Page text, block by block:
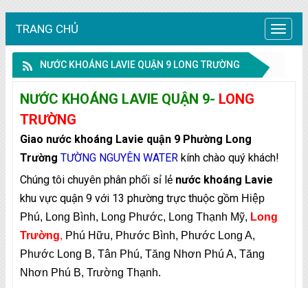
TRANG CHỦ
Trang
chủ
NƯỚC KHOÁNG LAVIE QUẬN 9 LONG TRƯỜNG
NƯỚC KHOÁNG LAVIE QUẬN 9- LONG
TRƯỜNG
Giao nước khoáng Lavie quận 9 Phường Long
Trường TƯỜNG NGUYÊN WATER kính chào quý khách!
Chúng tôi chuyên phân phối sỉ lẻ nước khoáng Lavie
khu vực quận 9 với 13 phường trực thuộc gồm Hiệp
Phú, Long Bình, Long Phước, Long Thạnh Mỹ, Long
Trường, Phú Hữu, Phước Bình, Phước Long A,
Phước Long B, Tân Phú, Tăng Nhơn Phú A, Tăng
Nhơn Phú B, Trường Thạnh.